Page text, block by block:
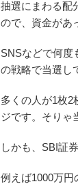
抽選にまわる配
ので、資金があ
SNSなどで何度
の戦略で当選し
多くの人が1枚2
ジです。そりゃ
しかも、SBI証
例えば1000万円